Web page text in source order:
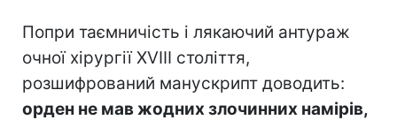
Попри таємничість і лякаючий антураж
очної хірургії XVIII століття,
розшифрований манускрипт доводить:
орден не мав жодних злочинних намірів,